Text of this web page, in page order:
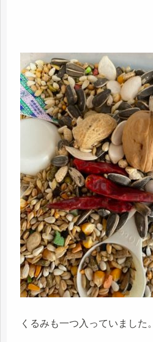
くるみも一つ入っていました。